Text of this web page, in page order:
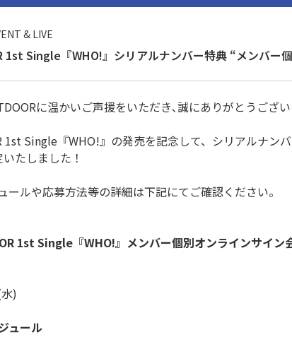
& LIVE
1st Single『WHO!』シリアルナンバー特典 “メンバー
に温かいご声援をいただき､誠にありがとうござい
1st Single『WHO!』の発売を記念して、シリアルナン
たしました！
ールや応募方法等の詳細は下記にてご確認ください。
1st Single『WHO!』メンバー個別オンラインサイン
)
ュール